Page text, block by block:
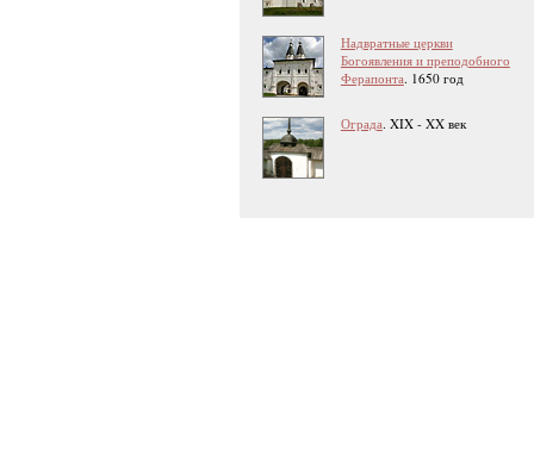
Надвратные церкви
Богоявления и преподобного
Ферапонта. 1650 год
Ограда. XIX - XX век